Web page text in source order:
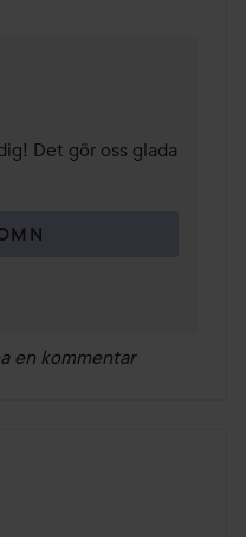
2 månader
Det gör oss glada
en kommentar
månader